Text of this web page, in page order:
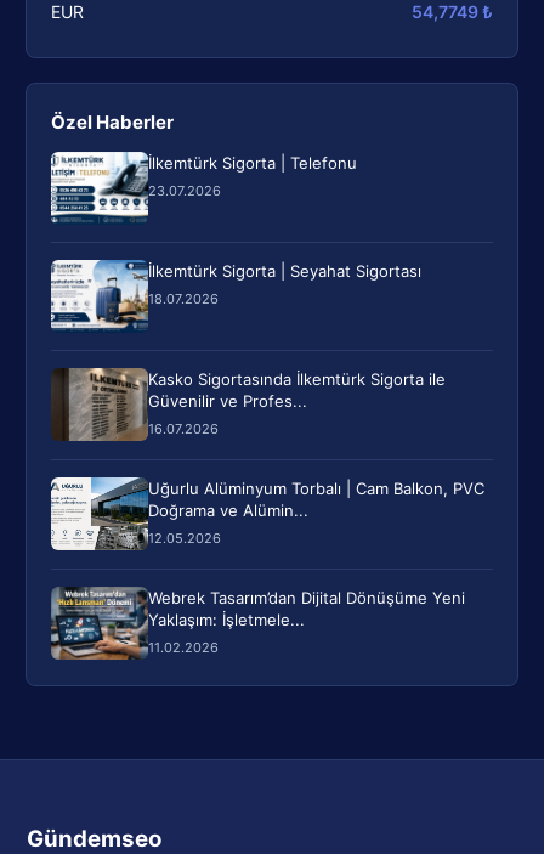
EUR 54,7749 ₺
Özel Haberler
İlkemtürk Sigorta | Telefonu
23.07.2026
İlkemtürk Sigorta | Seyahat Sigortası
18.07.2026
Kasko Sigortasında İlkemtürk Sigorta ile
Güvenilir ve Profes...
16.07.2026
Uğurlu Alüminyum Torbalı | Cam Balkon, PVC
Doğrama ve Alümin...
12.05.2026
Webrek Tasarım’dan Dijital Dönüşüme Yeni
Yaklaşım: İşletmele...
11.02.2026
Gündemseo